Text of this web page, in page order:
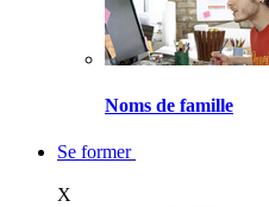
Noms de famille
Se former
X